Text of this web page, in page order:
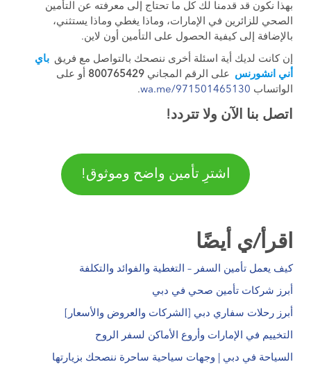
بهذا نكون قد قدمنا لك كل ما تحتاج إلى معرفته عن التأمين
الصحي للزائرين في الإمارات، وماذا يغطي وماذا يستثني،
بالإضافة إلى كيفية الحصول على التأمين أون لاين.
إن كانت لديك أية اسئلة أخرى ننصحك بالتواصل مع فريق باي
أني انشورنس على الرقم المجاني800765429 أو على
الواتساب wa.me/971501465130
.
اتصل بنا الآن ولا تتردد!
اشترِ تأمين واضح وموثوق!
اقرأ/ي أيضًا
كيف يعمل تأمين السفر – التغطية والفوائد والتكلفة
أبرز شركات تأمين صحي في دبي
أبرز رحلات سفاري دبي [الشركات والعروض والأسعار]
التخييم في الإمارات وأروع الأماكن لسفر الروح
السياحة في دبي | وجهات سياحية ساحرة ننصحك بزيارتها